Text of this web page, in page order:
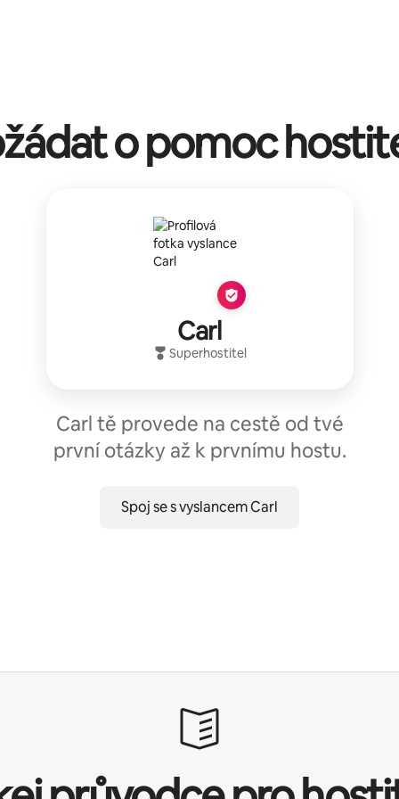
o pomoc
Carl
Superhostitel
Carl tě provede na cestě od tvé
první otázky až k prvnímu hostu.
Spoj se s vyslancem Carl